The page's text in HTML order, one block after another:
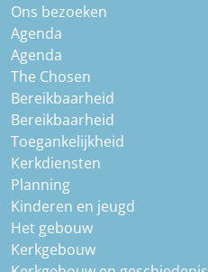
Ons bezoeken
Agenda
Agenda
The Chosen
Bereikbaarheid
Bereikbaarheid
Toegankelijkheid
Kerkdiensten
Planning
Kinderen en jeugd
Het gebouw
Kerkgebouw